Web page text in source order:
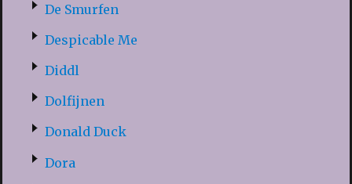
De Smurfen
Despicable Me
Diddl
Dolfijnen
Donald Duck
Dora